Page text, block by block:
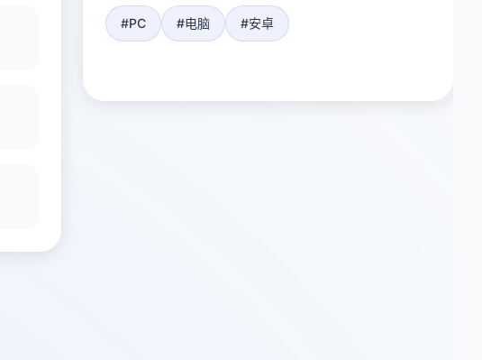
#PC #电脑 #安卓